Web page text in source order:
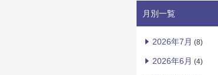
月別一覧
2026年7月 (8)
2026年6月 (4)